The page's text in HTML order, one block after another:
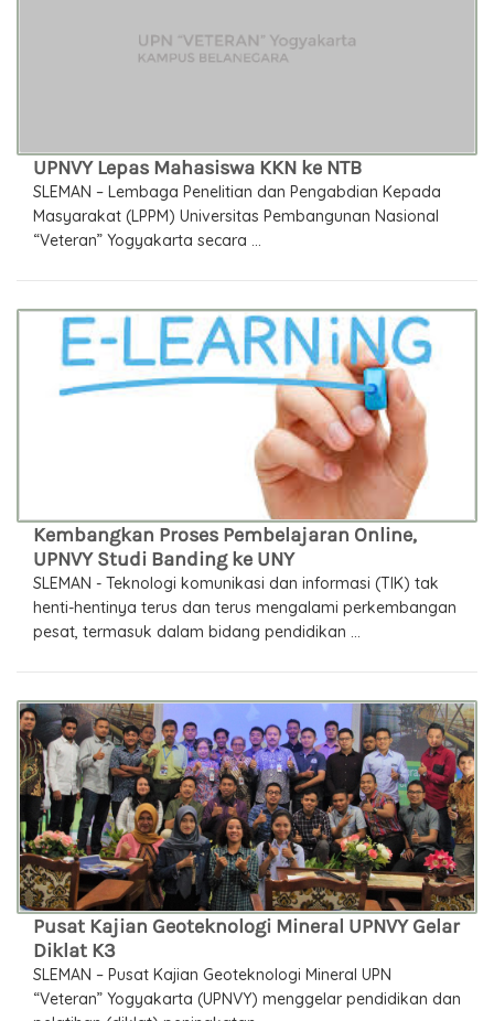
UPNVY Lepas Mahasiswa KKN ke NTB
SLEMAN – Lembaga Penelitian dan Pengabdian Kepada
Masyarakat (LPPM) Universitas Pembangunan Nasional
“Veteran” Yogyakarta secara ...
Kembangkan Proses Pembelajaran Online,
UPNVY Studi Banding ke UNY
SLEMAN - Teknologi komunikasi dan informasi (TIK) tak
henti-hentinya terus dan terus mengalami perkembangan
pesat, termasuk dalam bidang pendidikan ...
Pusat Kajian Geoteknologi Mineral UPNVY Gelar
Diklat K3
SLEMAN – Pusat Kajian Geoteknologi Mineral UPN
“Veteran” Yogyakarta (UPNVY) menggelar pendidikan dan